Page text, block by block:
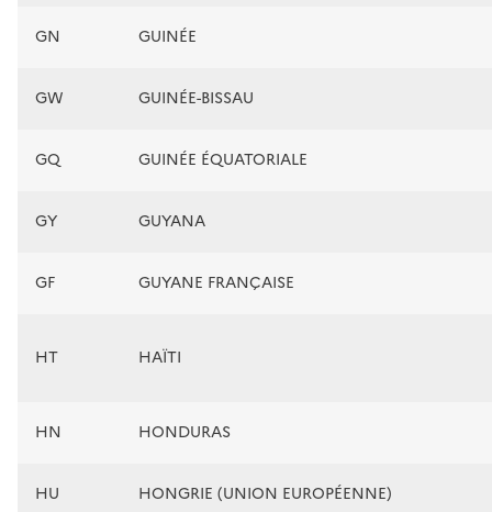
GN GUINÉE
GW GUINÉE-BISSAU
GQ GUINÉE ÉQUATORIALE
GY GUYANA
GF GUYANE FRANÇAISE
HT HAÏTI
HN HONDURAS
HU HONGRIE (UNION EUROPÉENNE)